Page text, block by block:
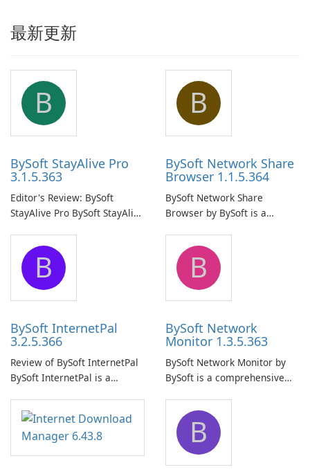
最新更新
B
BySoft StayAlive Pro
3.1.5.363
Editor's Review: BySoft
StayAlive Pro BySoft StayAlive
application designed to
ensure the continuous and
uninterrupted operation of
your computer system.
B
BySoft Network Share
Browser 1.1.5.364
BySoft Network Share
Browser by BySoft is a
application that allows users
to easily browse and manage
shared folders on their
network.
B
BySoft InternetPal
3.2.5.366
Review of BySoft InternetPal
BySoft InternetPal is a
application designed to
monitor your internet
connection and provide real-
time insights into its
B
BySoft Network
Monitor 1.3.5.363
BySoft Network Monitor by
BySoft is a comprehensive
designed to help businesses
effectively manage their
network infrastructure.
B